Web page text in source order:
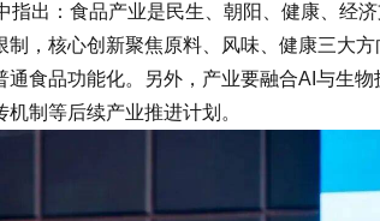
出：食品产业是民生、朝阳、健康、经
，核心创新聚焦原料、风味、健康三大
食品功能化。另外，产业要融合AI与生
制等后续产业推进计划。